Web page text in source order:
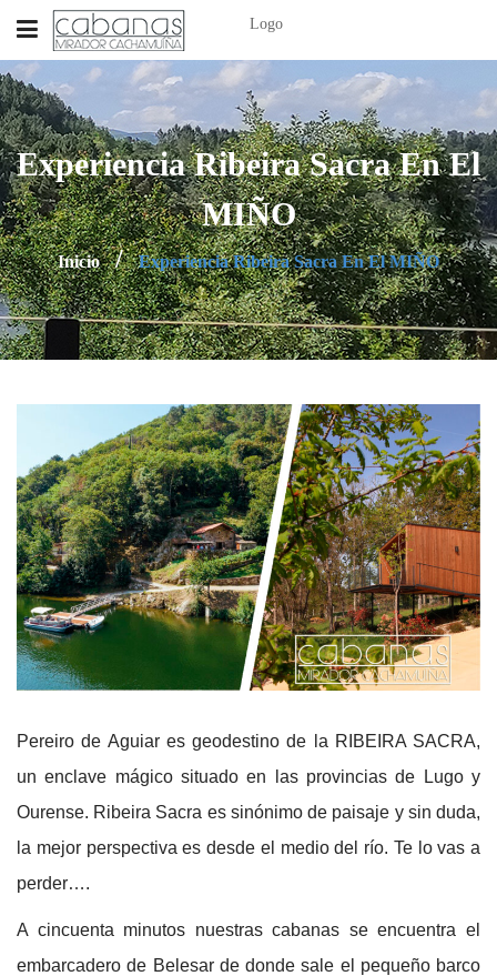
Logo
Experiencia Ribeira Sacra En El
MIÑO
Inicio Experiencia Ribeira Sacra En El MIÑO
Pereiro de Aguiar es geodestino de la RIBEIRA SACRA,
un enclave mágico situado en las provincias de Lugo y
Ourense. Ribeira Sacra es sinónimo de paisaje y sin duda,
la mejor perspectiva es desde el medio del río. Te lo vas a
perder….
A cincuenta minutos nuestras cabanas se encuentra el
embarcadero de Belesar de donde sale el pequeño barco